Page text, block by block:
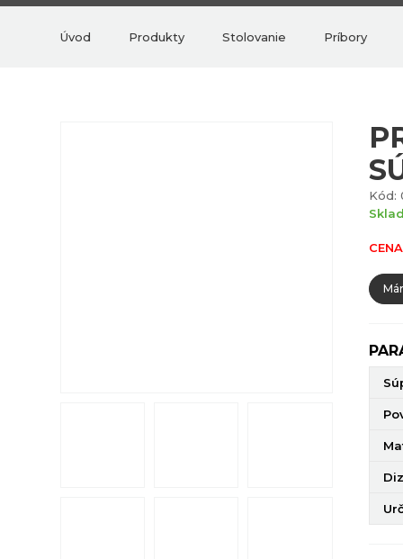
Úvod Produkty Stolovanie Príbory
Kód: